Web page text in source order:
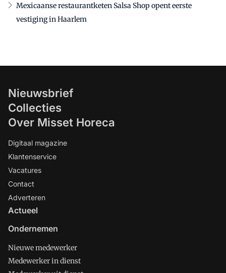
Mexicaanse restaurantketen Salsa Shop opent eerste
vestiging in Haarlem
Nieuwsbrief
Collecties
Over Misset Horeca
Digitaal magazine
Klantenservice
Vacatures
Contact
Adverteren
Actueel
Ondernemen
Nieuwe medewerker
Medewerker in dienst